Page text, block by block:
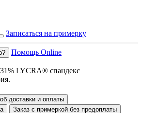
Записаться на примерку
Помощь Online
LYCRA® спандекс
доставки и оплаты
Заказ с примеркой без предоплаты